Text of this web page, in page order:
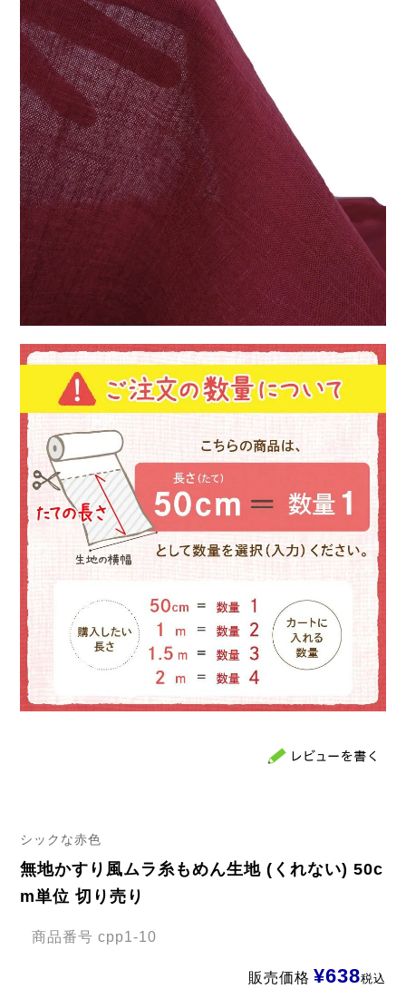
シックな赤色
無地かすり風ムラ糸もめん生地 (くれない) 50c
m単位 切り売り
商品番号 cpp1-10
販売価格 ¥638税込